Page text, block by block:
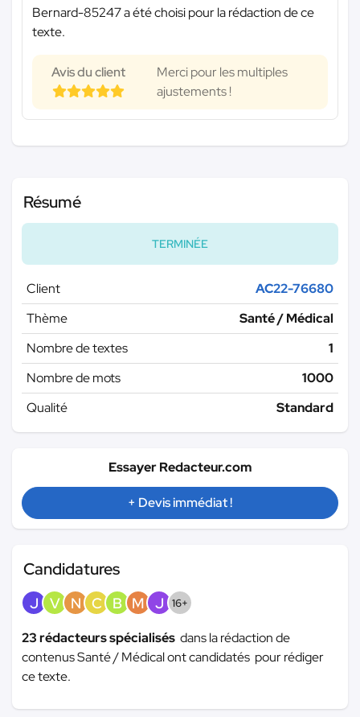
Bernard-85247 a été choisi pour la rédaction de ce
texte.
Avis du client
Merci pour les multiples
ajustements !
Résumé
TERMINÉE
Client
AC22-76680
Thème
Santé / Médical
Nombre de textes
1
Nombre de mots
1000
Qualité
Standard
Essayer Redacteur.com
+ Devis immédiat !
Candidatures
J V N C B M J 16+
23 rédacteurs spécialisés dans la rédaction de
contenus Santé / Médical ont candidatés pour rédiger
ce texte.